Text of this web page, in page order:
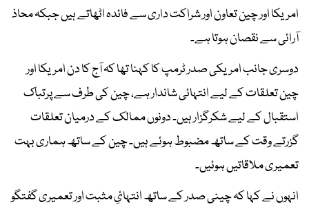
امریکا اور چین تعاون اور شراکت داری سے فائدہ اٹھاتے ہیں جبکہ محاذ
آرائی سے نقصان ہوتا ہے۔
دوسری جانب امریکی صدر ٹرمپ کا کہنا تھا کہ آج کا دن امریکا اور
چین تعلقات کے لیے انتہائی شاندار ہے، چین کی طرف سے پرتباک
استقبال کے لیے شکرگزار ہیں۔ دونوں ممالک کے درمیان تعلقات
گزرتے وقت کے ساتھ مضبوط ہوئے ہیں۔ چین کے ساتھ ہماری بہت
تعمیری ملاقاتیں ہوئیں۔
انہوں نے کہا کہ چینی صدر کے ساتھ انتہائِ مثبت اور تعمیری گفتگو